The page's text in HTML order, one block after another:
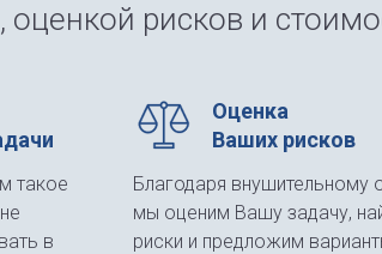
рисков и
такое
в
Оценка
Ваших рисков
Благодаря внушительному
мы оценим Вашу задачу,
риски и предложим